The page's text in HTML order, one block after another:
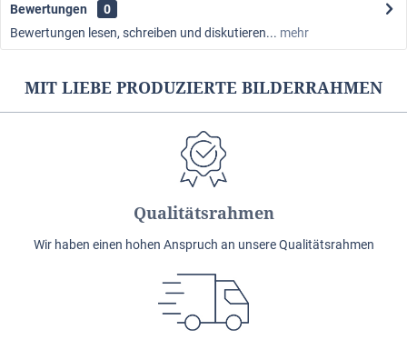
Bewertungen
0
Bewertungen lesen, schreiben und diskutieren... mehr
MIT LIEBE PRODUZIERTE BILDERRAHMEN
Qualitätsrahmen
Wir haben einen hohen Anspruch an unsere Qualitätsrahmen